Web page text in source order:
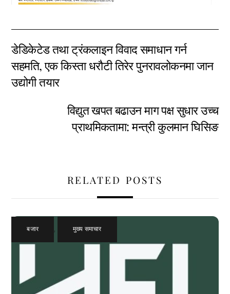
डेडिकेटेड तथा ट्रंकलाइन विवाद समाधान गर्न
सहमति, एक किस्ता धरौटी तिरेर पुनरावलोकनमा जान
उद्योगी तयार
विद्युत खपत बढाउन माग पक्ष सुधार उच्च
प्राथमिकतामा: मन्त्री कुलमान घिसिङ
RELATED POSTS
बजार , मुख्य समाचार